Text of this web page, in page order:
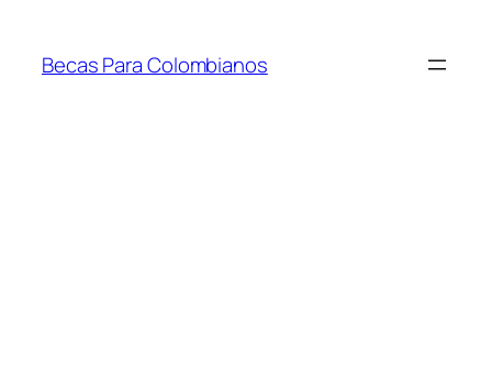
contenido
Becas Para Colombianos